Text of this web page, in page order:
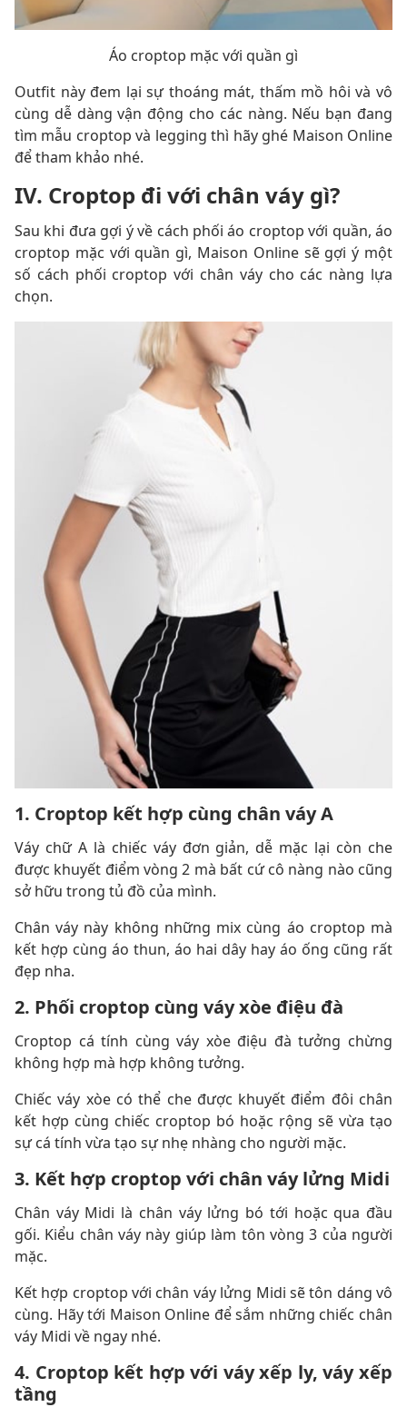
Áo croptop mặc với quần gì
Outfit này đem lại sự thoáng mát, thấm mồ hôi và vô
cùng dễ dàng vận động cho các nàng. Nếu bạn đang
tìm mẫu croptop và legging thì hãy ghé Maison Online
để tham khảo nhé.
IV. Croptop đi với chân váy gì?
Sau khi đưa gợi ý về cách phối áo croptop với quần, áo
croptop mặc với quần gì, Maison Online sẽ gợi ý một
số cách phối croptop với chân váy cho các nàng lựa
chọn.
1. Croptop kết hợp cùng chân váy A
Váy chữ A là chiếc váy đơn giản, dễ mặc lại còn che
được khuyết điểm vòng 2 mà bất cứ cô nàng nào cũng
sở hữu trong tủ đồ của mình.
Chân váy này không những mix cùng áo croptop mà
kết hợp cùng áo thun, áo hai dây hay áo ống cũng rất
đẹp nha.
2. Phối croptop cùng váy xòe điệu đà
Croptop cá tính cùng váy xòe điệu đà tưởng chừng
không hợp mà hợp không tưởng.
Chiếc váy xòe có thể che được khuyết điểm đôi chân
kết hợp cùng chiếc croptop bó hoặc rộng sẽ vừa tạo
sự cá tính vừa tạo sự nhẹ nhàng cho người mặc.
3. Kết hợp croptop với chân váy lửng Midi
Chân váy Midi là chân váy lửng bó tới hoặc qua đầu
gối. Kiểu chân váy này giúp làm tôn vòng 3 của người
mặc.
Kết hợp croptop với chân váy lửng Midi sẽ tôn dáng vô
cùng. Hãy tới Maison Online để sắm những chiếc chân
váy Midi về ngay nhé.
4. Croptop kết hợp với váy xếp ly, váy xếp
tầng